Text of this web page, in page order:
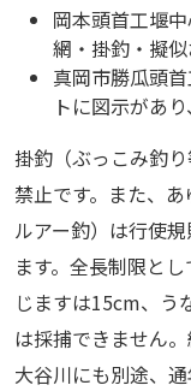
岡本頭首工堰
網・掛釣・擬似
真岡市勝瓜頭
トに図示があ
掛釣（ぶっこみ釣
禁止です。また、
ルアー釣）は行使
ます。全長制限と
じますは15cm、う
は採捕できません
大谷川にも別途、